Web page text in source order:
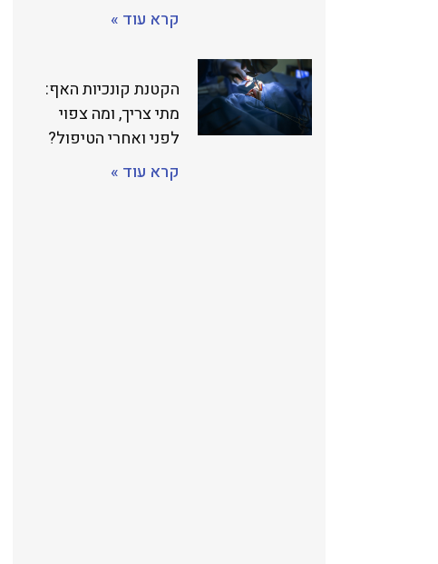
קרא עוד »
הקטנת קונכיות האף:
מתי צריך, ומה צפוי
לפני ואחרי הטיפול?
קרא עוד »